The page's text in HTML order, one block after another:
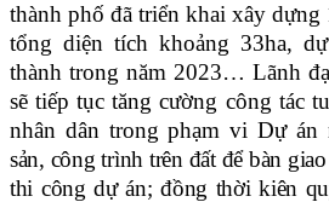
thành phố đã triển khai xây
tổng diện tích khoảng 33ha,
thành trong năm 2023… Lãnh
sẽ tiếp tục tăng cường công tác
nhân dân trong phạm vi Dự
sản, công trình trên đất để bàn
thi công dự án; đồng thời kiên